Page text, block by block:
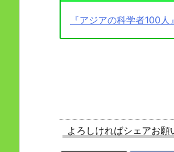
『アジアの科学者100
よろしければシェアお願